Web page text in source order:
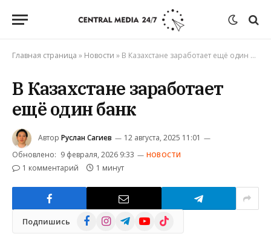
Главная страница » Новости » В Казахстане заработает ещё один банк
В Казахстане заработает
ещё один банк
Автор Руслан Сагиев
12 августа, 2025 11:01
Обновлено: 9 февраля, 2026 9:33 НОВОСТИ
1 комментарий 1 минут
Подпишись FacebookInstagramTelegramYouTube
TikTok